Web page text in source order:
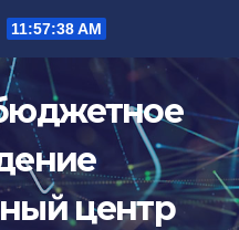
11:57:39 AM
центр